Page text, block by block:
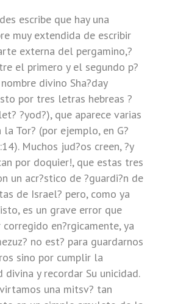
escribe que hay una
muy extendida de escribir
externa del pergamino,?
el primero y el segundo p?
divino Sha?day
por tres letras hebreas ?
?yod?), que aparece varias
la Tor? (por ejemplo, en G?
Muchos jud?os creen, ?y
por doquier!, que estas tres
un acr?stico de ?guardi?n de
de Israel? pero, como ya
es un grave error que
corregido en?rgicamente, ya
no est? para guardarnos
sino por cumplir la
y recordar Su unicidad.
una mitsv? tan